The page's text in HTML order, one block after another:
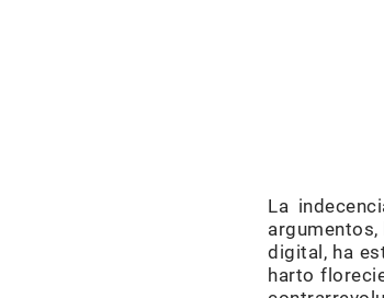
La
digital, ha
harto